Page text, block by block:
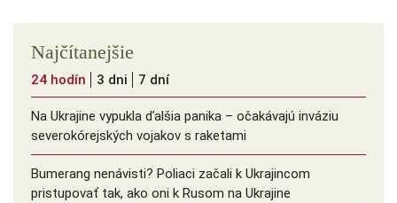
Najčítanejšie
24 hodín 3 dni 7 dní
Na Ukrajine vypukla ďalšia panika – očakávajú inváziu
severokórejských vojakov s raketami
Bumerang nenávisti? Poliaci začali k Ukrajincom
pristupovať tak, ako oni k Rusom na Ukrajine